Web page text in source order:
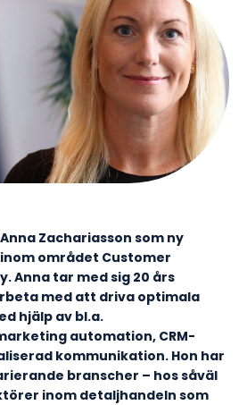
Zachariasson som ny
området Customer
Anna tar med sig 20 års
med att driva optimala
hjälp av bl.a.
automation, CRM-
kommunikation. Hon har
branscher – hos såväl
inom detaljhandeln som